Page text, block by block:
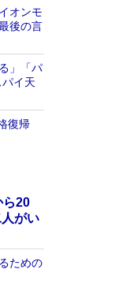
オンモ
後の言
」「パ
イ天
復帰
20
がい
ための